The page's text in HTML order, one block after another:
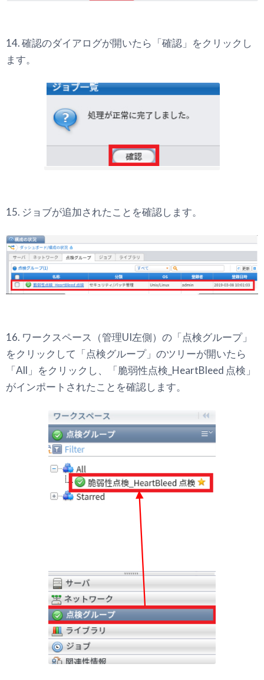
14. 確認のダイアログが開いたら「確認」をクリックし
ます。
15. ジョブが追加されたことを確認します。
16. ワークスペース（管理UI左側）の「点検グループ」
をクリックして「点検グループ」のツリーが開いたら
「All」をクリックし、「脆弱性点検_HeartBleed 点検」
がインポートされたことを確認します。